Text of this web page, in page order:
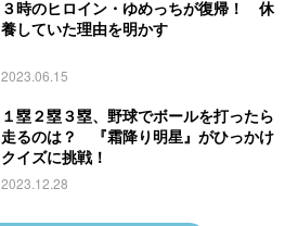
３時のヒロイン・ゆめっちが復帰！ 休
養していた理由を明かす
2023.06.15
１塁２塁３塁、野球でボールを打ったら
走るのは？ 『霜降り明星』がひっかけ
クイズに挑戦！
2023.12.28